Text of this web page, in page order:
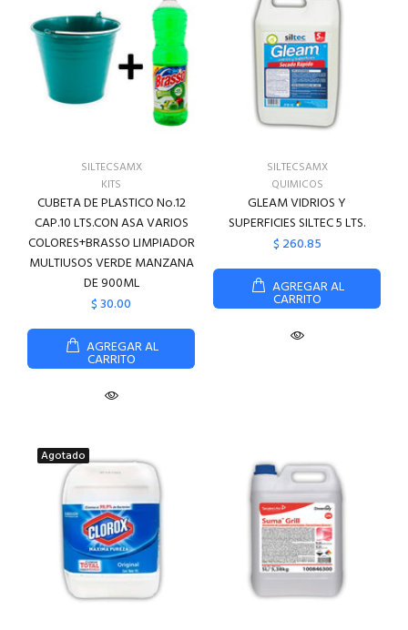
SILTECSAMX
KITS
CUBETA DE PLASTICO No.12
CAP.10 LTS.CON ASA VARIOS
COLORES+BRASSO LIMPIADOR
MULTIUSOS VERDE MANZANA
DE 900ML
$ 30.00
AGREGAR AL
CARRITO
SILTECSAMX
QUIMICOS
GLEAM VIDRIOS Y
SUPERFICIES SILTEC 5 LTS.
$ 260.85
AGREGAR AL
CARRITO
Agotado